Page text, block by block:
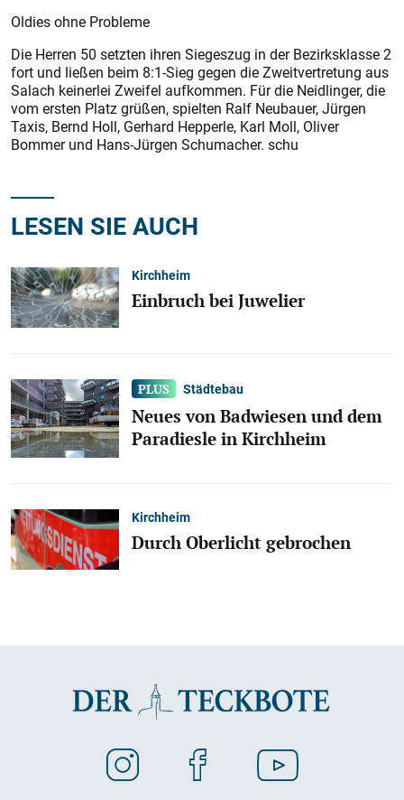
Oldies ohne Probleme
Die Herren 50 setzten ihren Siegeszug in der Bezirksklasse 2
fort und ließen beim 8:1-Sieg gegen die Zweitvertretung aus
Salach keinerlei Zweifel aufkommen. Für die Neidlinger, die
vom ersten Platz grüßen, spielten Ralf Neubauer, Jürgen
Taxis, Bernd Holl, Gerhard Hepperle, Karl Moll, Oliver
Bommer und Hans-Jürgen Schumacher. schu
LESEN SIE AUCH
Kirchheim
Einbruch bei Juwelier
Städtebau
Neues von Badwiesen und dem
Paradiesle in Kirchheim
Kirchheim
Durch Oberlicht gebrochen